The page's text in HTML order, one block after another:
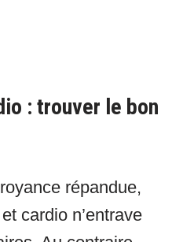
: trouver le bon
répandue,
cardio n’entrave